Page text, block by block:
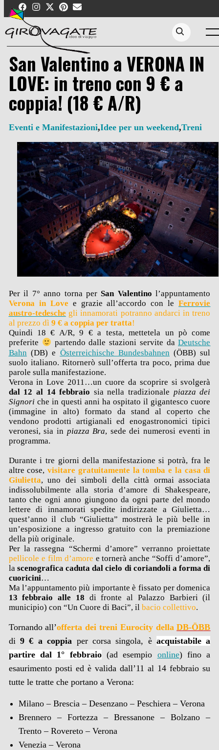
content
Search...
San Valentino a VERONA IN
LOVE: in treno con 9 € a
coppia! (18 € A/R)
Eventi e Manifestazioni,Idee per un weekend,Treni
Per il 7° anno torna per San Valentino l’appuntamento
Verona in Love e grazie all’accordocon le Ferrovie
austro-tedesche gli innamorati potranno andarci in treno
al prezzo dì 9 € a coppia per tratta!
Quindi 18 € A/R, 9 € a testa, mettetela un pò come
preferite
partendo dalle stazioni servite daDeutsche
Bahn (DB) e Österreichische Bundesbahnen (ÖBB) sul
suolo italiano. Ritornerò sull’offerta tra poco, prima due
parole sulla manifestazione.
Verona in Love 2011…un cuore da scoprire si svolgerà
dal 12 al 14 febbraio sia nella tradizionale piazza dei
Signori che in questi anni ha ospitato il gigantesco cuore
(immagine in alto) formato da stand al coperto che
vendono prodotti artigianali ed enogastronomici tipici
veronesi, sia in piazza Bra, sede dei numerosi eventi in
programma.
Durante i tre giorni della manifestazione si potrà, fra le
altre cose,visitare gratuitamente la tomba e la casa di
Giulietta, uno dei simboli della città ormai associata
indissolubilmente alla storia d’amore di Shakespeare,
tanto che ogni anno giungono da ogni parte del mondo
lettere di innamorati spedite indirizzate a Giulietta…
quest’anno il club “Giulietta” mostrerà le più belle in
un’esposizione a ingresso gratuito con la premiazione
della più originale.
Per la rassegna “Schermi d’amore” verranno proiettate
pellicole e film d’amore e tornerà anche “Soffi d’amore”,
la scenografica caduta dal cielo di coriandoli a forma di
cuoricini…
Ma l’appuntamento più importante è fissato per domenica
13 febbraio alle 18 di fronte al Palazzo Barbieri (il
municipio) con “Un Cuore di Baci”, il bacio collettivo.
Tornando all’offerta dei treni Eurocity dellaDB-ÖBB
di 9 € a coppia per corsa singola, è acquistabile a
partire dal 1° febbraio(ad esempio online) fino a
esaurimento posti ed è valida dall’11 al 14 febbraio su
tutte le tratte che portano a Verona:
Milano – Brescia – Desenzano – Peschiera – Verona
Brennero – Fortezza – Bressanone – Bolzano –
Trento – Rovereto – Verona
Venezia – Verona